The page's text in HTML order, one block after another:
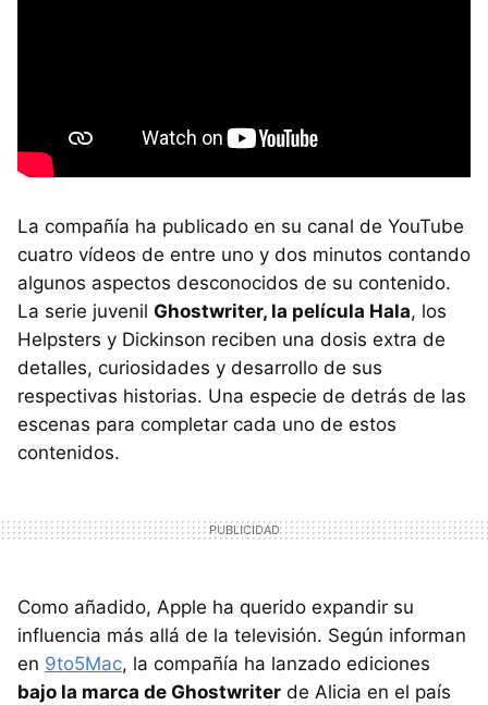
La compañía ha publicado en su canal de YouTube
cuatro vídeos de entre uno y dos minutos contando
algunos aspectos desconocidos de su contenido.
La serie juvenil Ghostwriter, la película Hala, los
Helpsters y Dickinson reciben una dosis extra de
detalles, curiosidades y desarrollo de sus
respectivas historias. Una especie de detrás de las
escenas para completar cada uno de estos
contenidos.
Como añadido, Apple ha querido expandir su
influencia más allá de la televisión. Según informan
en 9to5Mac, la compañía ha lanzado ediciones
bajo la marca de Ghostwriter de Alicia en el país